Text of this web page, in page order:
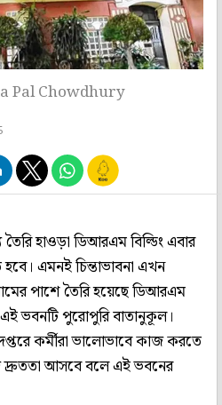
Pal Chowdhury
তৈরি হাওড়া ডিআরএম বিল্ডিং এবার
এমনই চিন্তাভাবনা এখন
পাশে তৈরি হয়েছে ডিআরএম
ভবনটি পুরোপুরি বাতানুকূল।
কর্মীরা ভালোভাবে কাজ করতে
আসবে বলে এই ভবনের